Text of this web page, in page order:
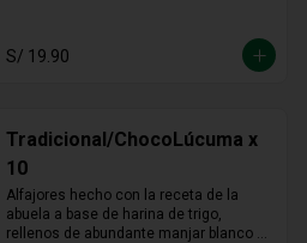
S/ 19.90
Tradicional/ChocoLúcuma x
10
Alfajores hecho con la receta de la
abuela a base de harina de trigo,
rellenos de abundante manjar blanco